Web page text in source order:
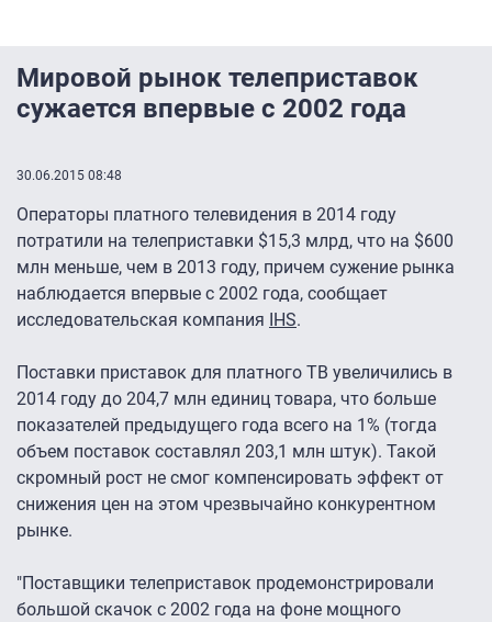
Мировой рынок телеприставок
сужается впервые с 2002 года
30.06.2015 08:48
Операторы платного телевидения в 2014 году
потратили на телеприставки $15,3 млрд, что на $600
млн меньше, чем в 2013 году, причем сужение рынка
наблюдается впервые с 2002 года, сообщает
исследовательская компания IHS.
Поставки приставок для платного ТВ увеличились в
2014 году до 204,7 млн единиц товара, что больше
показателей предыдущего года всего на 1% (тогда
объем поставок составлял 203,1 млн штук). Такой
скромный рост не смог компенсировать эффект от
снижения цен на этом чрезвычайно конкурентном
рынке.
"Поставщики телеприставок продемонстрировали
большой скачок с 2002 года на фоне мощного